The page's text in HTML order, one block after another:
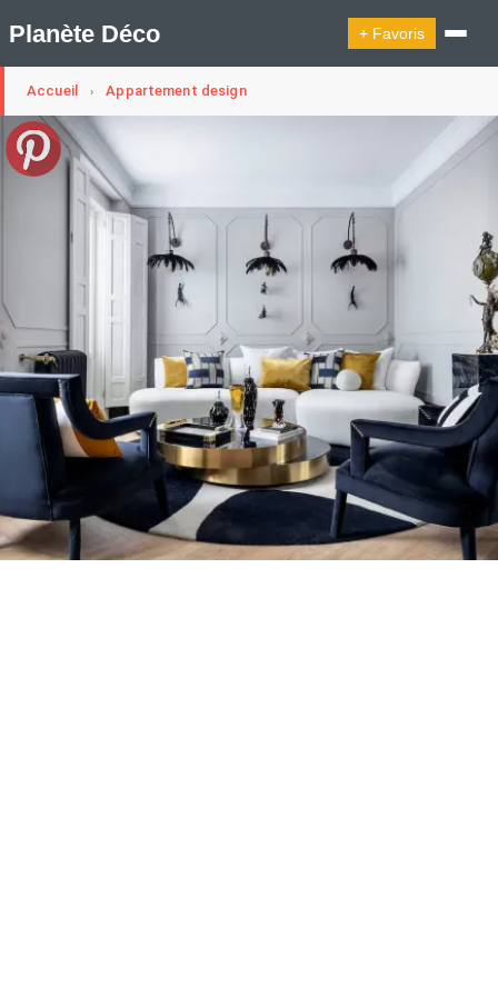
Planète Déco + Favoris
🛍︎ Shop Planète Déco
Appartement Design Cabanes
Decoration Noël
Design Suédois En Quelques Photos
Idées Déco En 10 Photos
La Semaine Décoration Et Design
Maison En Ville
Méli-Mélo Suédois
Publi Reportage
Tendance
Interieurs Scandinaves
La Décoration Selon Votre Signe Astrologique
Les Trouvailles Déco Du Jour
Loft
Maison Appartement Écologique
Maison Container/container House
Maison D'hôtes
Maison Et Appartement Vintage
On Décode La Déco
Petite Surface
Piscine Question De Style
Renovation
Revue De Week End
Tiny House
Accueil › Appartement design